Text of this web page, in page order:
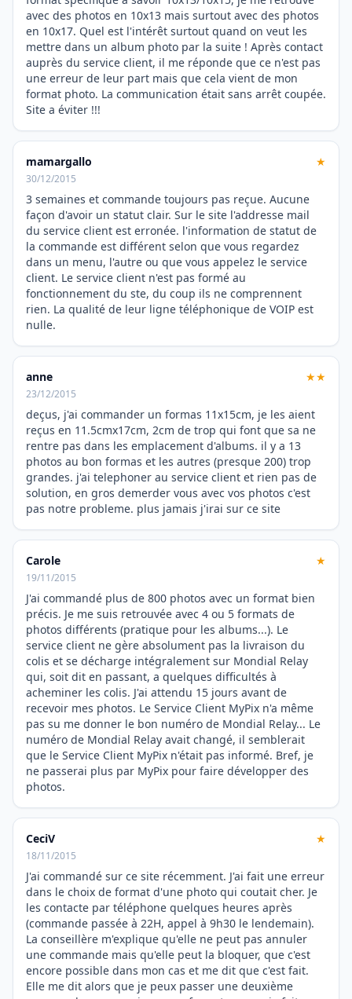
avec des photos en 10x13 mais surtout avec des photos
en 10x17. Quel est l'intérêt surtout quand on veut les
mettre dans un album photo par la suite ! Après contact
auprès du service client, il me réponde que ce n'est pas
une erreur de leur part mais que cela vient de mon
format photo. La communication était sans arrêt coupée.
Site a éviter !!!
mamargallo ★
30/12/2015
3 semaines et commande toujours pas reçue. Aucune
façon d'avoir un statut clair. Sur le site l'addresse mail
du service client est erronée. l'information de statut de
la commande est différent selon que vous regardez
dans un menu, l'autre ou que vous appelez le service
client. Le service client n'est pas formé au
fonctionnement du ste, du coup ils ne comprennent
rien. La qualité de leur ligne téléphonique de VOIP est
nulle.
anne ★★
23/12/2015
deçus, j'ai commander un formas 11x15cm, je les aient
reçus en 11.5cmx17cm, 2cm de trop qui font que sa ne
rentre pas dans les emplacement d'albums. il y a 13
photos au bon formas et les autres (presque 200) trop
grandes. j'ai telephoner au service client et rien pas de
solution, en gros demerder vous avec vos photos c'est
pas notre probleme. plus jamais j'irai sur ce site
Carole ★
19/11/2015
J'ai commandé plus de 800 photos avec un format bien
précis. Je me suis retrouvée avec 4 ou 5 formats de
photos différents (pratique pour les albums...). Le
service client ne gère absolument pas la livraison du
colis et se décharge intégralement sur Mondial Relay
qui, soit dit en passant, a quelques difficultés à
acheminer les colis. J'ai attendu 15 jours avant de
recevoir mes photos. Le Service Client MyPix n'a même
pas su me donner le bon numéro de Mondial Relay... Le
numéro de Mondial Relay avait changé, il semblerait
que le Service Client MyPix n'était pas informé. Bref, je
ne passerai plus par MyPix pour faire développer des
photos.
CeciV ★
18/11/2015
J'ai commandé sur ce site récemment. J'ai fait une erreur
dans le choix de format d'une photo qui coutait cher. Je
les contacte par téléphone quelques heures après
(commande passée à 22H, appel à 9h30 le lendemain).
La conseillère m'explique qu'elle ne peut pas annuler
une commande mais qu'elle peut la bloquer, que c'est
encore possible dans mon cas et me dit que c'est fait.
Elle me dit alors que je peux passer une deuxième